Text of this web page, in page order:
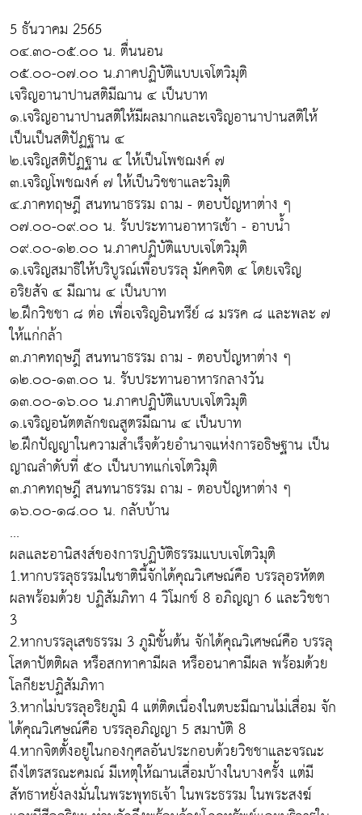
5 ธันวาคม 2565
๐๔.๓๐-๐๕.๐๐ น. ตื่นนอน
๐๕.๐๐-๐๗.๐๐ น.ภาคปฏิบัติแบบเจโตวิมุติ
เจริญอานาปานสติมีฌาน ๔ เป็นบาท
๑.เจริญอานาปานสติให้มีผลมากและเจริญอานาปานสติให้
เป็นเป็นสติปัฏฐาน ๔
๒.เจริญสติปัฏฐาน ๔ ให้เป็นโพชฌงค์ ๗
๓.เจริญโพชฌงค์ ๗ ให้เป็นวิชชาและวิมุติ
๔.ภาคทฤษฎี สนทนาธรรม ถาม - ตอบปัญหาต่าง ๆ
๐๗.๐๐-๐๙.๐๐ น. รับประทานอาหารเช้า - อาบน้ำ
๐๙.๐๐-๑๒.๐๐ น.ภาคปฏิบัติแบบเจโตวิมุติ
๑.เจริญสมาธิให้บริบูรณ์เพื่อบรรลุ มัคคจิต ๔ โดยเจริญ
อริยสัจ ๔ มีฌาน ๔ เป็นบาท
๒.ฝึกวิชชา ๘ ต่อ เพื่อเจริญอินทรีย์ ๘ มรรค ๘ และพละ ๗
ให้แก่กล้า
๓.ภาคทฤษฎี สนทนาธรรม ถาม - ตอบปัญหาต่าง ๆ
๑๒.๐๐-๑๓.๐๐ น. รับประทานอาหารกลางวัน
๑๓.๐๐-๑๖.๐๐ น.ภาคปฏิบัติแบบเจโตวิมุติ
๑.เจริญอนัตตลักขณสูตรมีฌาน ๔ เป็นบาท
๒.ฝึกปัญญาในความสำเร็จด้วยอำนาจแห่งการอธิษฐาน เป็น
ญาณลำดับที่ ๕๐ เป็นบาทแก่เจโตวิมุติ
๓.ภาคทฤษฎี สนทนาธรรม ถาม - ตอบปัญหาต่าง ๆ
๑๖.๐๐-๑๘.๐๐ น. กลับบ้าน
...
ผลและอานิสงส์ของการปฏิบัติธรรมแบบเจโตวิมุติ
1.หากบรรลุธรรมในชาตินี้จักได้คุณวิเศษณ์คือ บรรลุอรหัตต
ผลพร้อมด้วย ปฏิสัมภิทา 4 วิโมกข์ 8 อภิญญา 6 และวิชชา
3
2.หากบรรลุเสขธรรม 3 ภูมิขั้นต้น จักได้คุณวิเศษณ์คือ บรรลุ
โสดาปัตติผล หรือสกทาคามีผล หรืออนาคามีผล พร้อมด้วย
โลกียะปฏิสัมภิทา
3.หากไม่บรรลุอริยภูมิ 4 แต่ติดเนื่องในตบะมีฌานไม่เสื่อม จัก
ได้คุณวิเศษณ์คือ บรรลุอภิญญา 5 สมาบัติ 8
4.หากจิตตั้งอยู่ในกองกุศลอันประกอบด้วยวิชชาและจรณะ
ถึงไตรสรณะคมณ์ มีเหตุให้ฌานเสื่อมบ้างในบางครั้ง แต่มี
สัทธาหยั่งลงมั่นในพระพุทธเจ้า ในพระธรรม ในพระสงฆ์